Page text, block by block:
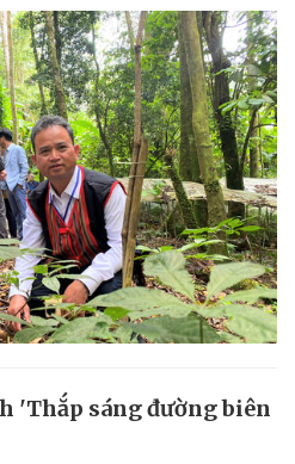
'Thắp sáng đường biên